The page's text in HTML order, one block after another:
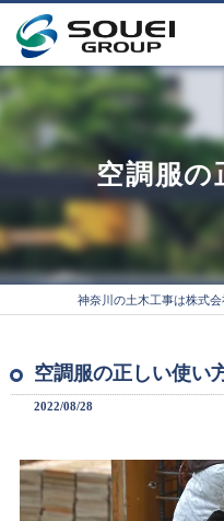
空調服の
神奈川の土木工事は株式
空調服の正しい使い
2022/08/28